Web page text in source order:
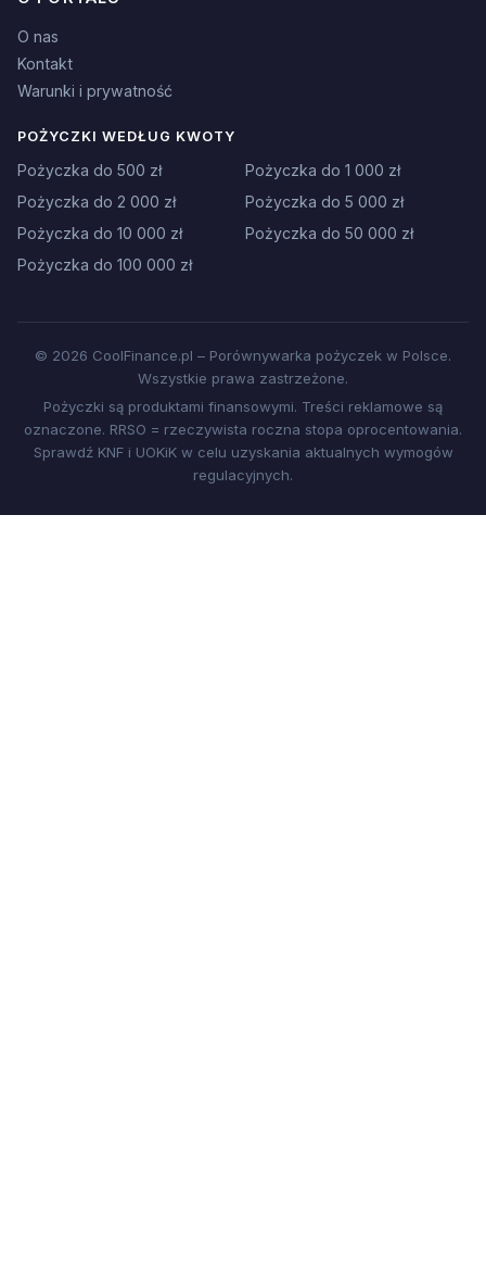
O nas
Kontakt
Warunki i prywatność
POŻYCZKI WEDŁUG KWOTY
Pożyczka do 500 zł
Pożyczka do 1 000 zł
Pożyczka do 2 000 zł
Pożyczka do 5 000 zł
Pożyczka do 10 000 zł
Pożyczka do 50 000 zł
Pożyczka do 100 000 zł
© 2026 CoolFinance.pl – Porównywarka pożyczek w Polsce.
Wszystkie prawa zastrzeżone.
Pożyczki są produktami finansowymi. Treści reklamowe są
oznaczone. RRSO = rzeczywista roczna stopa oprocentowania.
Sprawdź KNF i UOKiK w celu uzyskania aktualnych wymogów
regulacyjnych.